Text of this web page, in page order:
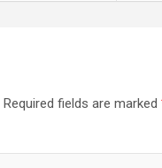
Required fields are marked